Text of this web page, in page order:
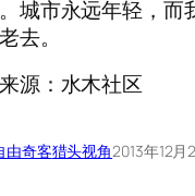
城市永远年轻，而
去。
源：水木社区
由奇客猎头视角2013年12月